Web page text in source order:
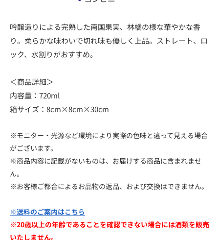
吟醸造りによる完熟した南国果実、林檎の様な華やかな香
り。柔らかな味わいで切れ味も優しく上品。ストレート、ロ
ック、水割りがおすすめ。
＜商品詳細＞
内容量：720ml
箱サイズ：8cm×8cm×30cm
※モニター・光源など環境により実際の色味と違って見える場合
がございます。
※商品内容に記載がないものは、お届けする商品に含まれませ
ん。
※お客様ご都合によるお品物の返品、および交換はできません。
※送料のご案内はこちら
※20歳以上の年齢であることを確認できない場合には酒類を販売
いたしません。